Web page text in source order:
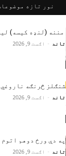
نور تازه
مننه (لنډه کیسه)
تاند - اګست 9, 2026
شنګلز څرنګه
تاند - اګست 9, 2026
په دې ورځ دوهم
تاند - اګست 9, 2026